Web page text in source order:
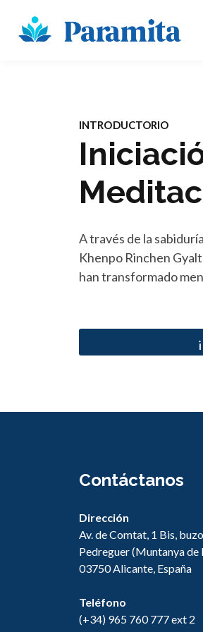
INTRODUCTORIO
A través de la
Khenpo Rinchen
han transformado
Contáctanos
Dirección
Av. de Comtat, 1 Bis,
Pedreguer (Muntanya de
03750 Alicante, España
Teléfono
(+34) 965 760 777 ext 2